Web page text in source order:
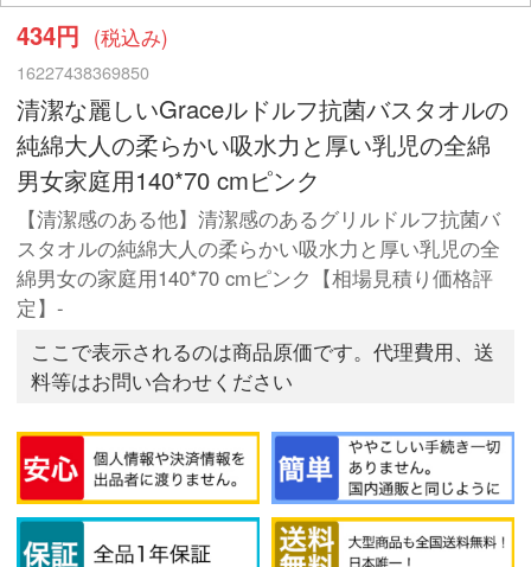
434円 (税込み)
16227438369850
清潔な麗しいGraceルドルフ抗菌バスタオルの
純綿大人の柔らかい吸水力と厚い乳児の全綿
男女家庭用140*70 cmピンク
【清潔感のある他】清潔感のあるグリルドルフ抗菌バ
スタオルの純綿大人の柔らかい吸水力と厚い乳児の全
綿男女の家庭用140*70 cmピンク【相場見積り価格評
定】-
ここで表示されるのは商品原価です。代理費用、送
料等はお問い合わせください